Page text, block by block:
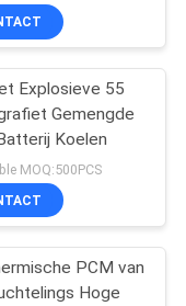
voor het
Hitte
Explosieve 55
Gemengde
Koelen
MOQ:500PCS
PCM van
Hoge